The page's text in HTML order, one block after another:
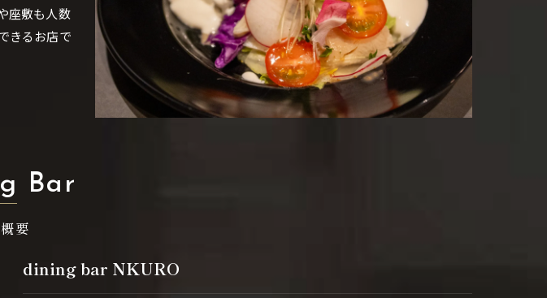
座敷も人数
きるお店で
要
Bar
dining bar NKURO